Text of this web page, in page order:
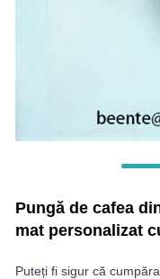
Pungă de cafea
mat personalizat
Puteți fi sigur că